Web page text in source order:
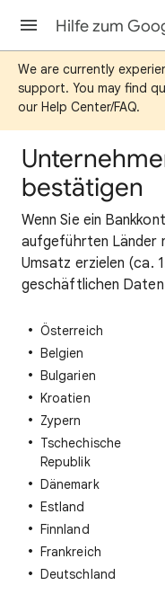
We are currently
support. You may find
our Help Center/FAQ.
bestätigen
Wenn Sie ein
aufgeführten Länder
Umsatz erzielen (ca.
geschäftlichen
Österreich
Belgien
Bulgarien
Kroatien
Zypern
Tschechische
Republik
Dänemark
Estland
Finnland
Frankreich
Deutschland